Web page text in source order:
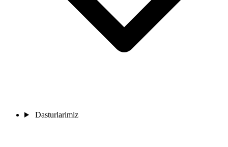
Dasturlarimiz